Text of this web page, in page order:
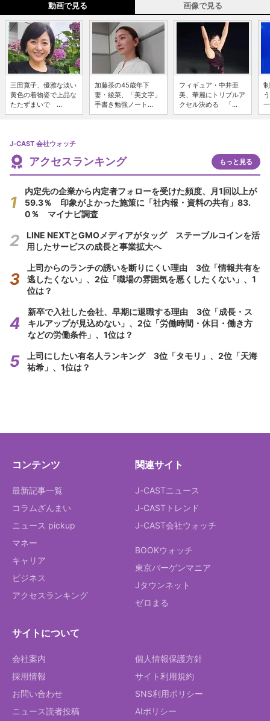
動画で見る 画像で見る
三田寛子、優雅な淡い
黄色の着物姿で上品な
たたずまいで ...
加藤茶の45歳年下
妻・綾菜、「美文字」
手書き勉強ノート...
フィギュア・中井亜
美、華麗にトリプルア
クセル決める 「...
J-CAST 会社ウォッチ
アクセスランキング もっと見る
内定先の企業から内定者フォローを受けた頻度、月1回以上が
59.3％ 印象がよかった施策に「社内報・資料の共有」83.
0％ マイナビ調査
LINE NEXTとGMOメディアがタッグ ステーブルコインを活
用したサービスの成長と事業拡大へ
上司からのランチの誘いを断りにくい理由 3位「情報共有を
逃したくない」、2位「職場の雰囲気を悪くしたくない」、1
位は？
新卒で入社した会社、早期に退職する理由 3位「成長・ス
キルアップが見込めない」、2位「労働時間・休日・働き方
などの労働条件」、1位は？
上司にしたい有名人ランキング 3位「タモリ」、2位「天海
祐希」、1位は？
コンテンツ
最新記事一覧
コラムざんまい
ニュース pickup
マネー
キャリア
ビジネス
アクセスランキング
関連サイト
J-CASTニュース
J-CASTトレンド
J-CAST会社ウォッチ
BOOKウォッチ
東京バーゲンマニア
Jタウンネット
ゼロまる
サイトについて
会社案内
採用情報
お問い合わせ
ニュース読者投稿
個人情報保護方針
サイト利用規約
SNS利用ポリシー
AIポリシー